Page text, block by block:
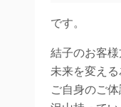
です。
結子のお客様
未来を変える
ご自身のご